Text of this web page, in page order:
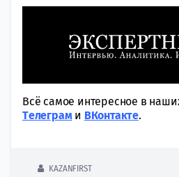
Всё самое интересное в
Tелеграми ВКонтакте.
KAZANFIRST